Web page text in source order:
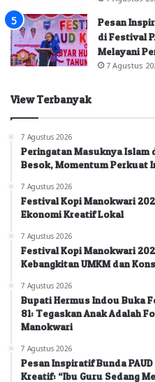
Pesan
di Festival
Melayani
7 Agustus
View Terbanyak
7 Agustus 2026
Peringatan Masuknya Islam
Besok, Momentum Perkuat
7 Agustus 2026
Festival Kopi Manokwari
Ekonomi Kreatif Lokal
7 Agustus 2026
Festival Kopi Manokwari
Kebangkitan UMKM dan
7 Agustus 2026
Bupati Hermus Indou Buka
81: Tegaskan Anak Adalah
Manokwari
7 Agustus 2026
Pesan Inspiratif Bunda
Kreatif: “Ibu Guru Sedang